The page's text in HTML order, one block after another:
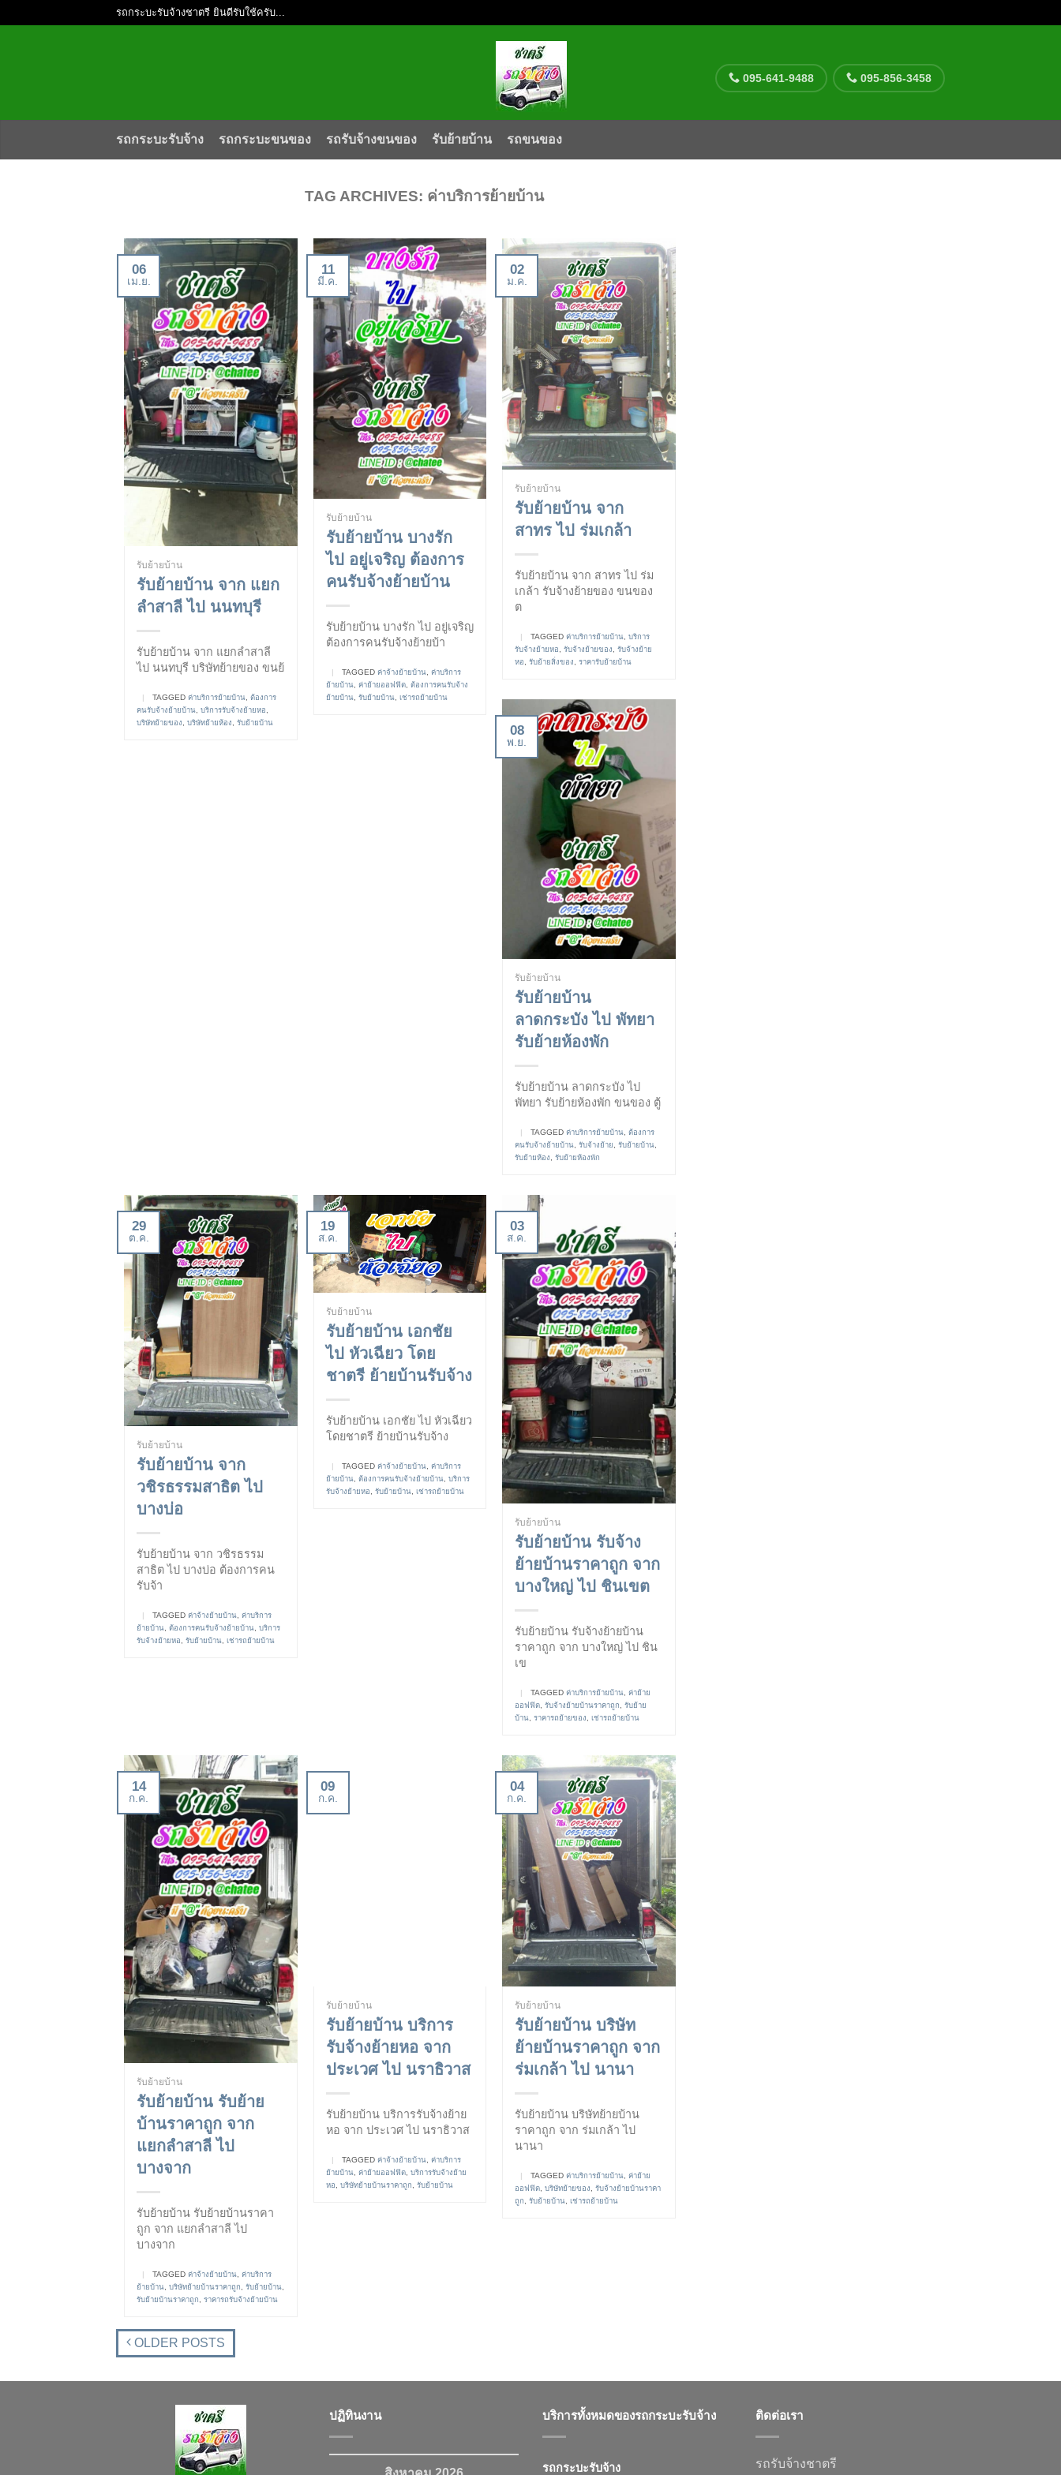
รถกระบะรับจ้างชาตรี ยินดีรับใช้ครับ...
095-641-9488 095-856-3458
รถกระบะรับจ้าง รถกระบะขนของ รถรับจ้างขนของ รับย้ายบ้าน รถขนของ
TAG ARCHIVES: ค่าบริการย้ายบ้าน
06
เม.ย.
รับย้ายบ้าน
รับย้ายบ้าน จาก แยก
ลำสาลี ไป นนทบุรี
รับย้ายบ้าน จาก แยกลำสาลี
ไป นนทบุรี บริษัทย้ายของ ขนย้
| TAGGED ค่าบริการย้ายบ้าน, ต้องการ
คนรับจ้างย้ายบ้าน, บริการรับจ้างย้ายหอ,
บริษัทย้ายของ, บริษัทย้ายห้อง, รับย้ายบ้าน
11
มี.ค.
รับย้ายบ้าน
รับย้ายบ้าน บางรัก
ไป อยู่เจริญ ต้องการ
คนรับจ้างย้ายบ้าน
รับย้ายบ้าน บางรัก ไป อยู่เจริญ
ต้องการคนรับจ้างย้ายบ้า
| TAGGED ค่าจ้างย้ายบ้าน, ค่าบริการ
ย้ายบ้าน, ค่าย้ายออฟฟิต, ต้องการคนรับจ้าง
ย้ายบ้าน, รับย้ายบ้าน, เช่ารถย้ายบ้าน
02
ม.ค.
รับย้ายบ้าน
รับย้ายบ้าน จาก
สาทร ไป ร่มเกล้า
รับย้ายบ้าน จาก สาทร ไป ร่ม
เกล้า รับจ้างย้ายของ ขนของ
ต
| TAGGEDค่าบริการย้ายบ้าน ,บริการ
รับจ้างย้ายหอ
,รับจ้างย้ายของ ,รับจ้างย้าย
หอ
,รับย้ายสิ่งของ ,ราคารับย้ายบ้าน
08
พ.ย.
รับย้ายบ้าน
รับย้ายบ้าน
ลาดกระบัง ไป พัทยา
รับย้ายห้องพัก
รับย้ายบ้าน ลาดกระบัง ไป
พัทยา รับย้ายห้องพัก ขนของ ตู้
TAGGEDค่าบริการย้ายบ้าน,ต้องการ
คนรับจ้างย้ายบ้าน,รับจ้างย้าย,รับย้ายบ้าน,
รับย้ายห้อง,รับย้ายห้องพัก
29
ต.ค.
รับย้ายบ้าน
รับย้ายบ้าน จาก
วชิรธรรมสาธิต ไป
บางบ่อ
รับย้ายบ้าน จาก วชิรธรรม
สาธิต ไป บางบ่อ ต้องการคน
รับจ้า
| TAGGED ค่าจ้างย้ายบ้าน, ค่าบริการ
ย้ายบ้าน, ต้องการคนรับจ้างย้ายบ้าน, บริการ
รับจ้างย้ายหอ, รับย้ายบ้าน, เช่ารถย้ายบ้าน
19
ส.ค.
รับย้ายบ้าน
รับย้ายบ้าน เอกชัย
ไป หัวเฉียว โดย
ชาตรี ย้ายบ้านรับจ้าง
รับย้ายบ้าน เอกชัย ไป หัวเฉียว
โดยชาตรี ย้ายบ้านรับจ้าง
| TAGGED ค่าจ้างย้ายบ้าน, ค่าบริการ
ย้ายบ้าน, ต้องการคนรับจ้างย้ายบ้าน, บริการ
รับจ้างย้ายหอ
รับย้ายบ้าน, เช่ารถย้ายบ้าน
03
ส.ค.
รับย้ายบ้าน
รับย้ายบ้าน รับจ้าง
ย้ายบ้านราคาถูก จาก
บางใหญ่ ไป ชินเขต
รับย้ายบ้าน รับจ้างย้ายบ้าน
ราคาถูก จาก บางใหญ่ ไป ชิน
เข
| TAGGEDค่าบริการย้ายบ้าน ,ค่าย้าย
ออฟฟิต ,รับจ้างย้ายบ้านราคาถูก ,รับย้าย
บ้าน ,ราคารถย้ายของ ,เช่ารถย้ายบ้าน
14
ก.ค.
รับย้ายบ้าน
รับย้ายบ้าน รับย้าย
บ้านราคาถูก จาก
แยกลำสาลี ไป
บางจาก
รับย้ายบ้าน รับย้ายบ้านราคา
ถูก จาก แยกลำสาลี ไป
บางจาก
TAGGED ค่าจ้างย้ายบ้าน, ค่าบริการ
ย้ายบ้าน, บริษัทย้ายบ้านราคาถูก, รับย้ายบ้าน,
รับย้ายบ้านราคาถูก, ราคารถรับจ้างย้ายบ้าน
09
ก.ค.
รับย้ายบ้าน
รับย้ายบ้าน บริการ
รับจ้างย้ายหอ จาก
ประเวศ ไป นราธิวาส
รับย้ายบ้าน บริการรับจ้างย้าย
หอ จาก ประเวศ ไป นราธิวาส
| TAGGED ค่าจ้างย้ายบ้าน, ค่าบริการ
ย้ายบ้าน, ค่าย้ายออฟฟิต, บริการรับจ้างย้าย
หอ
บริษัทย้ายบ้านราคาถูก รับย้ายบ้าน
04
ก.ค.
รับย้ายบ้าน
รับย้ายบ้าน บริษัท
ย้ายบ้านราคาถูก จาก
ร่มเกล้า ไป นานา
รับย้ายบ้าน บริษัทย้ายบ้าน
ราคาถูก จาก ร่มเกล้า ไป
นานา
| TAGGEDค่าบริการย้ายบ้าน ,ค่าย้าย
ออฟฟิต ,บริษัทย้ายของ ,รับจ้างย้ายบ้านราคา
ถูก
,รับย้ายบ้าน ,เช่ารถย้ายบ้าน
OLDER POSTS
ปฏิทินงาน บริการทั้งหมดของรถกระบะรับจ้าง
รถกระบะรับจ้าง
ติดต่อเรา
รถรับจ้างชาตรี